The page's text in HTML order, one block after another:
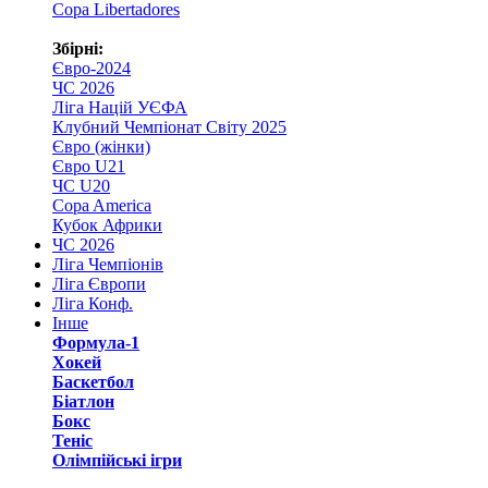
Copa Libertadores
Збірні:
Євро-2024
ЧС 2026
Ліга Націй УЄФА
Клубний Чемпіонат Світу 2025
Євро (жінки)
Євро U21
ЧС U20
Copa America
Кубок Африки
ЧС 2026
Ліга Чемпіонів
Ліга Європи
Ліга Конф.
Інше
Формула-1
Хокей
Баскетбол
Біатлон
Бокс
Теніс
Олімпійські ігри